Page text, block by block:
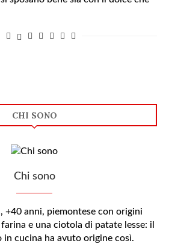
CHI SONO
Chi sono
+40 anni, piemontese con origini
e una ciotola di patate lesse: il
in cucina ha avuto origine così.